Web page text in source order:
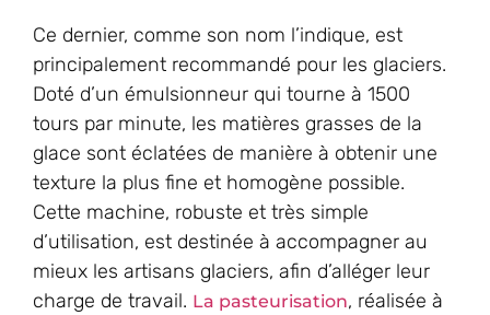
Ce dernier, comme son nom l’indique, est
principalement recommandé pour les glaciers.
Doté d’un émulsionneur qui tourne à 1500
tours par minute, les matières grasses de la
glace sont éclatées de manière à obtenir une
texture la plus fine et homogène possible.
Cette machine, robuste et très simple
d’utilisation, est destinée à accompagner au
mieux les artisans glaciers, afin d’alléger leur
charge de travail. La pasteurisation, réalisée à